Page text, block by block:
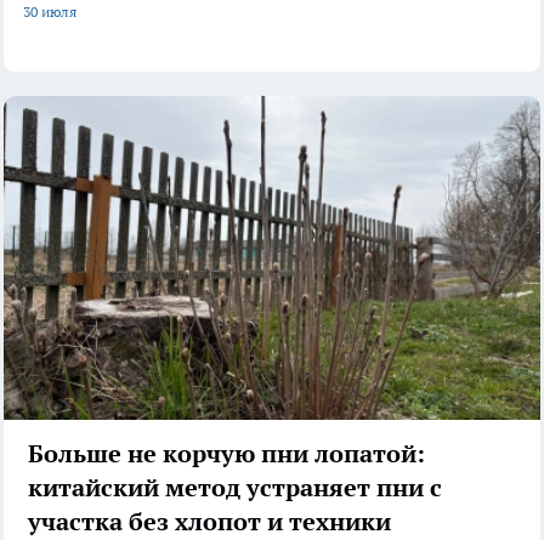
30 июля
Больше не корчую пни лопатой:
китайский метод устраняет пни с
участка без хлопот и техники